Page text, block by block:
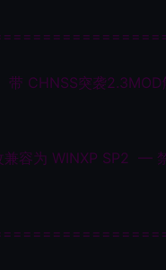
带 CHNSS突袭2.3MOD
兼容为 WINXP SP2 —